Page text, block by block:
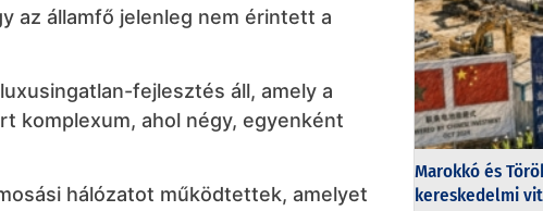
az államfő jelenleg nem érintett a
fejlesztés áll, amely a
komplexum, ahol négy, egyenként
hálózatot működtettek, amelyet
Marokkó és
kereskedelmi